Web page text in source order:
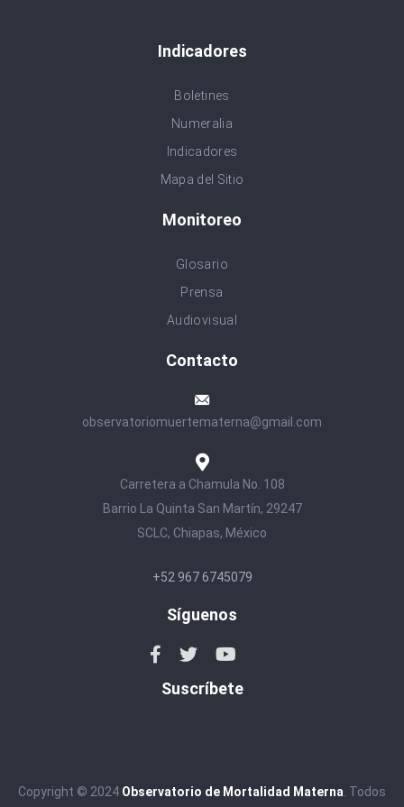
Indicadores
Boletines
Numeralia
Indicadores
Mapa del Sitio
Monitoreo
Glosario
Prensa
Audiovisual
Contacto
observatoriomuertematerna@gmail.com
Carretera a Chamula No. 108
Barrio La Quinta San Martín, 29247
SCLC, Chiapas, México
+52 967 6745079
Síguenos
Suscríbete
Copyright © 2024 Observatorio de Mortalidad Materna . Todos